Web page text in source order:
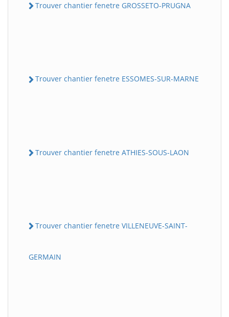
Trouver chantier fenetre GROSSETO-PRUGNA
Trouver chantier fenetre ESSOMES-SUR-MARNE
Trouver chantier fenetre ATHIES-SOUS-LAON
Trouver chantier fenetre VILLENEUVE-SAINT-
GERMAIN